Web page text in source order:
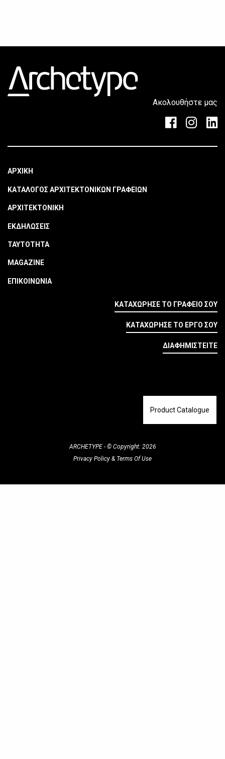
Ακολουθήστε μας
ΑΡΧΙΚΗ
ΚΑΤΑΛΟΓΟΣ ΑΡΧΙΤΕΚΤΟΝΙΚΩΝ ΓΡΑΦΕΙΩΝ
ΑΡΧΙΤΕΚΤΟΝΙΚΗ
ΕΚΔΗΛΩΣΕΙΣ
ΤΑΥΤΟΤΗΤΑ
MAGAZINE
ΕΠΙΚΟΙΝΩΝΙΑ
ΚΑΤΑΧΩΡΗΣΕ ΤΟ ΓΡΑΦΕΙΟ ΣΟΥ
ΚΑΤΑΧΩΡΗΣΕ ΤΟ ΕΡΓΟ ΣΟΥ
ΔΙΑΦΗΜΙΣΤΕΙΤΕ
Product Catalogue
ARCHETYPE - © Copyright: 2026
Privacy Policy & Terms Of Use